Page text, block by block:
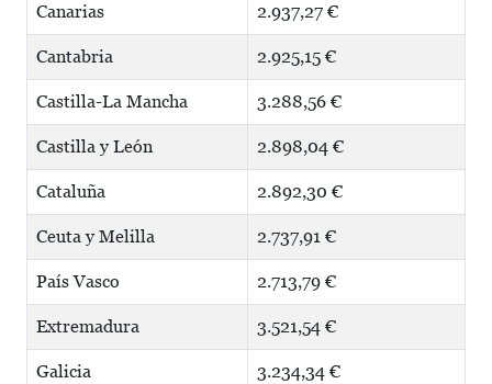
Canarias 2.937,27 €
Cantabria 2.925,15 €
Castilla-La Mancha 3.288,56 €
Castilla y León 2.898,04 €
Cataluña 2.892,30 €
Ceuta y Melilla 2.737,91 €
País Vasco 2.713,79 €
Extremadura 3.521,54 €
Galicia 3.234,34 €